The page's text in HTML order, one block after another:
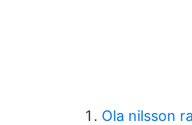
Ola nilsson